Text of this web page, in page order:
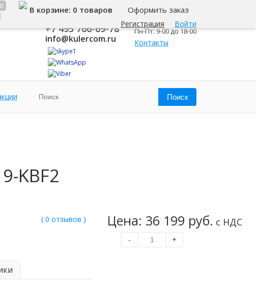
0
Регистрация Войти
В корзине: 0 товаров Оформить заказ
8 800 500-345-1
+7 495 766-69-78
info@kulercom.ru
Москва
Пн-Пт: 9-00 до 18-00
Контакты
KBF2
Цена: 36 199 руб. с НДС
- +
( 0 отзывов )